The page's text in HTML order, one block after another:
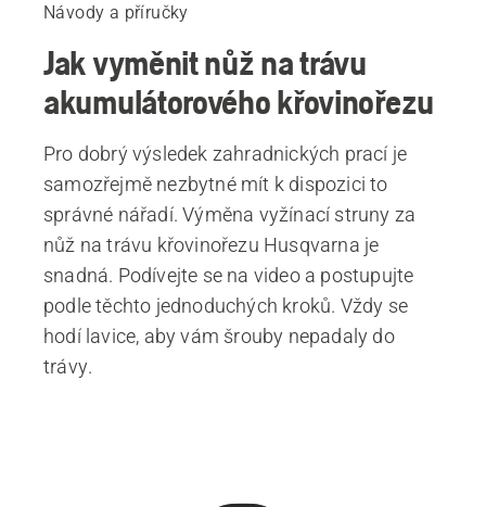
Doporučené výrobky
Návody a příručky
Jak vyměnit nůž na trávu
akumulátorového křovinořezu
Pro dobrý výsledek zahradnických prací je
samozřejmě nezbytné mít k dispozici to
správné nářadí. Výměna vyžínací struny za
nůž na trávu křovinořezu Husqvarna je
snadná. Podívejte se na video a postupujte
podle těchto jednoduchých kroků. Vždy se
hodí lavice, aby vám šrouby nepadaly do
trávy.